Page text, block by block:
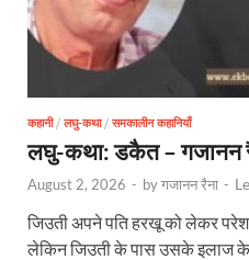
कहानी/ लघु-कथा/ समकालीन कहानियाँ
लघु-कथा: डकैत – गजानन
August 2, 2026 - byगजानन रैना -
जिउती अपने पति हरखू को लेकर
लेकिन जिउती के पास उसके इलाज